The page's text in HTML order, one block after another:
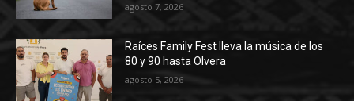
agosto 7, 2026
Raíces Family Fest lleva la música de los
80 y 90 hasta Olvera
agosto 5, 2026